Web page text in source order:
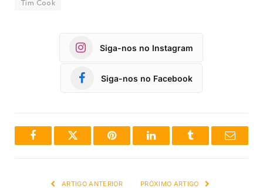
Tim Cook
Siga-nos no Instagram
Siga-nos no Facebook
FacebookTwitter Pinterest LinkedInTumblr Email
ARTIGO ANTERIOR PRÓXIMO ARTIGO